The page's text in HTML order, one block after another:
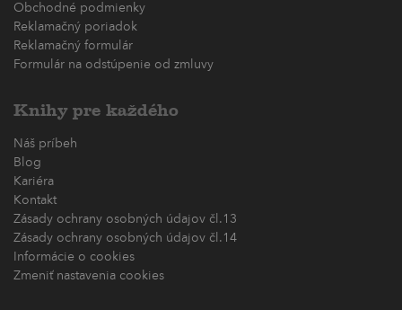
Obchodné podmienky
Reklamačný poriadok
Reklamačný formulár
Formulár na odstúpenie od zmluvy
Knihy pre každého
Náš príbeh
Blog
Kariéra
Kontakt
Zásady ochrany osobných údajov čl.13
Zásady ochrany osobných údajov čl.14
Informácie o cookies
Zmeniť nastavenia cookies